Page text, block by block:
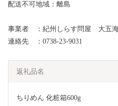
配送不可地域：離島
事業者 ：紀州しらす問屋 大五
連絡先 ：0738-23-9031
返礼品名
ちりめん 化粧箱600g